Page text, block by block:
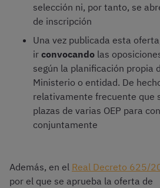
selección ni, por tanto, se
de inscripción
Una vez publicada esta
ir convocando las
según la planificación propia
Ministerio o entidad. De
relativamente frecuente que
plazas de varias OEP para
conjuntamente
Además, en el Real Decreto 625/
por el que se aprueba la oferta de